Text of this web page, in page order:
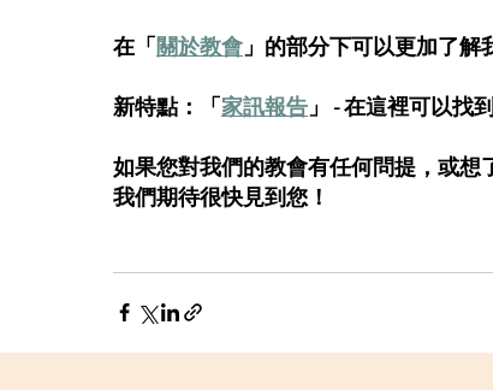
在「關於教會 」的部分下可以更加了解
新特點：「家訊報告 」 - 在這裡可以找
如果您對我們的教會有任何問提，或想
我們期待很快見到您！